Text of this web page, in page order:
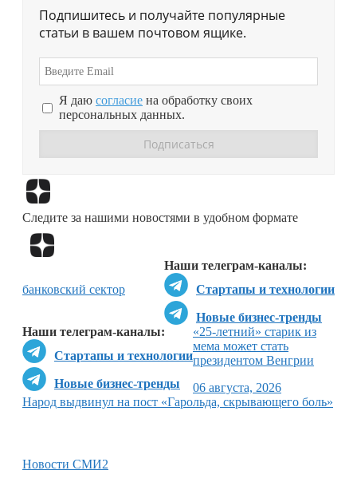
Подпишитесь и получайте популярные
статьи в вашем почтовом ящике.
Я даю согласие на обработку своих
персональных данных.
Следите за нашими новостями в удобном формате
Наши телеграм-каналы:
Стартапы и технологии
Новые бизнес-тренды
Наши телеграм-каналы:
Стартапы и технологии
Новые бизнес-тренды
банковский сектор
«25-летний» старик из
мема может стать
президентом Венгрии
06 августа, 2026
Народ выдвинул на пост «Гарольда, скрывающего боль»
Новости СМИ2